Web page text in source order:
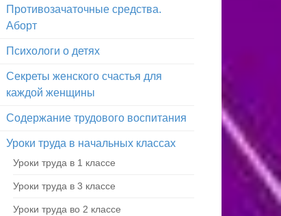
Противозачаточные средства.
Аборт
Психологи о детях
Секреты женского счастья для
каждой женщины
Содержание трудового воспитания
Уроки труда в начальных классах
Уроки труда в 1 классе
Уроки труда в 3 классе
Уроки труда во 2 классе